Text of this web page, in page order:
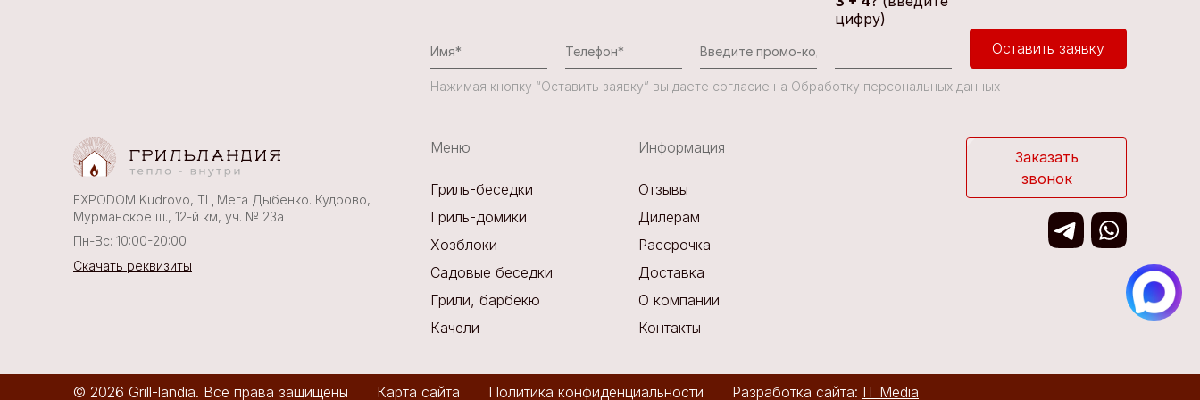
цифру)
Оставить заявку
Нажимая кнопку “Оставить заявку” вы даете согласие на Обработку персональных данных
EXPODOM Kudrovo, ТЦ Мега Дыбенко. Кудрово,
Мурманское ш., 12-й км, уч. № 23а
Пн-Вс: 10:00-20:00
Скачать реквизиты
Меню
Гриль-беседки
Гриль-домики
Хозблоки
Садовые беседки
Грили, барбекю
Качели
Информация
Отзывы
Дилерам
Рассрочка
Доставка
О компании
Контакты
Заказать
звонок
© 2026 Grill-landia. Все права защищены Карта сайта Политика конфиденциальности Разработка сайта: IT Media